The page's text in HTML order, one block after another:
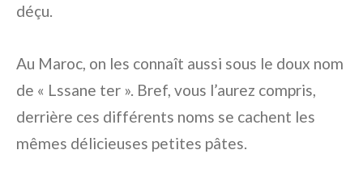
déçu.
Au Maroc, on les connaît aussi sous le doux nom
de « Lssane ter ». Bref, vous l’aurez compris,
derrière ces différents noms se cachent les
mêmes délicieuses petites pâtes.